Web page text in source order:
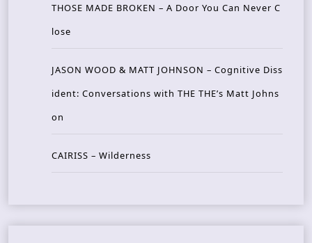
THOSE MADE BROKEN – A Door You Can Never C
lose
JASON WOOD & MATT JOHNSON – Cognitive Diss
ident: Conversations with THE THE’s Matt Johns
on
CAIRISS – Wilderness